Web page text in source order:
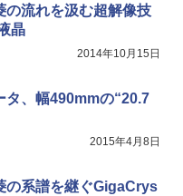
の流れを汲む超解像技
晶
2014年10月15日
タ、幅490mmの“20.7
2015年4月8日
の系譜を継ぐGigaCrys